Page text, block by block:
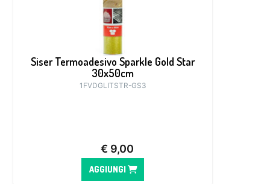
Siser Termoadesivo Sparkle Gold Star
30x50cm
1FVDGLITSTR-GS3
€ 9,00
AGGIUNGI